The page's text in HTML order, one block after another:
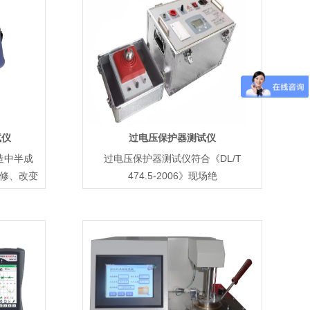
中半成
、改变
过电压保护器测试仪
过电压保护器测试仪符合《DL/T
474.5-2006》现场绝